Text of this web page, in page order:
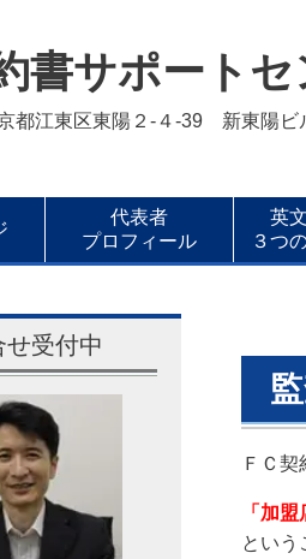
書サポートセ
都江東区東陽２-４-39 新東陽
代表者
プロフィール
英
３つ
ＦＣ
「加
という
せ受付中